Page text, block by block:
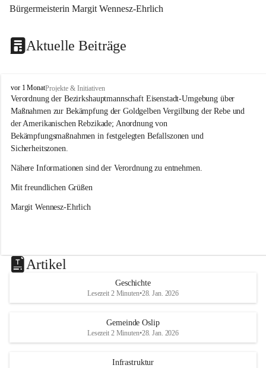
Bürgermeisterin Margit Wennesz-Ehrlich
Aktuelle Beiträge
O
s
l
i
p
vor 1 MonatProjekte & Initiativen
Verordnung der Bezirkshauptmannschaft Eisenstadt-Umgebung über
Maßnahmen zur Bekämpfung der Goldgelben Vergilbung der Rebe und
der Amerikanischen Rebzikade; Anordnung von
Bekämpfungsmaßnahmen in festgelegten Befallszonen und
Sicherheitszonen.
Nähere Informationen sind der Verordnung zu entnehmen.
Mit freundlichen Grüßen
Margit Wennesz-Ehrlich
Artikel
Geschichte
Lesezeit 2 Minuten•28. Jan. 2026
Gemeinde Oslip
Lesezeit 2 Minuten•28. Jan. 2026
Infrastruktur